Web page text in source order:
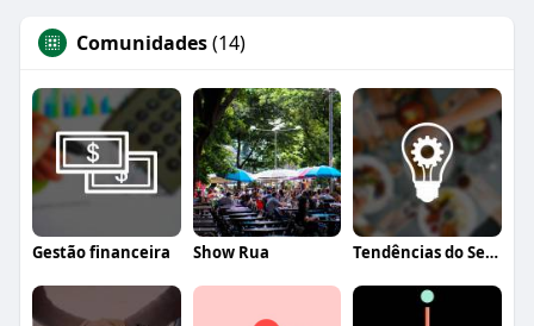
Comunidades(14)
Gestão financeira Show Rua Tendências do Setor